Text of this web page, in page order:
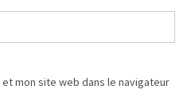
mon site web dans le navigateur